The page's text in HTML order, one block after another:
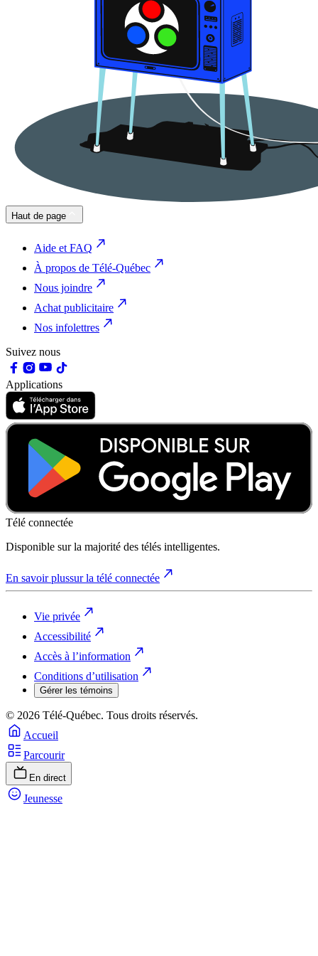
Haut de page
Aide et FAQ
À propos de Télé-Québec
Nous joindre
Achat publicitaire
Nos infolettres
Suivez nous
Applications
Télé connectée
Disponible sur la majorité des télés intelligentes.
En savoir plussur la télé connectée
Vie privée
Accessibilité
Accès à l’information
Conditions d’utilisation
Gérer les témoins
© 2026 Télé-Québec. Tous droits réservés.
Accueil
Parcourir
En direct
Jeunesse